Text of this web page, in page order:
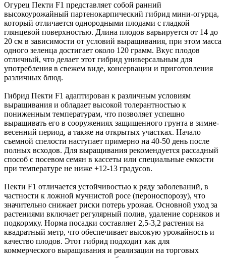
Огурец Пекти F1 представляет собой ранний
высокоурожайный партенокарпический гибрид мини-огурца,
который отличается однородными плодами с гладкой
глянцевой поверхностью. Длина плодов варьируется от 14 до
20 см в зависимости от условий выращивания, при этом масса
одного зеленца достигает около 120 грамм. Вкус плодов
отличный, что делает этот гибрид универсальным для
употребления в свежем виде, консервации и приготовления
различных блюд.
Гибрид Пекти F1 адаптирован к различным условиям
выращивания и обладает высокой толерантностью к
пониженным температурам, что позволяет успешно
выращивать его в сооружениях защищенного грунта в зимне-
весенний период, а также на открытых участках. Начало
съемной спелости наступает примерно на 40-50 день после
полных всходов. Для выращивания рекомендуется рассадный
способ с посевом семян в кассеты или специальные емкости
при температуре не ниже +12-13 градусов.
Пекти F1 отличается устойчивостью к ряду заболеваний, в
частности к ложной мучнистой росе (пероноспорозу), что
значительно снижает риски потерь урожая. Основной уход за
растениями включает регулярный полив, удаление сорняков и
подкормку. Норма посадки составляет 2,5-3,2 растения на
квадратный метр, что обеспечивает высокую урожайность и
качество плодов. Этот гибрид подходит как для
коммерческого выращивания и реализации на торговых